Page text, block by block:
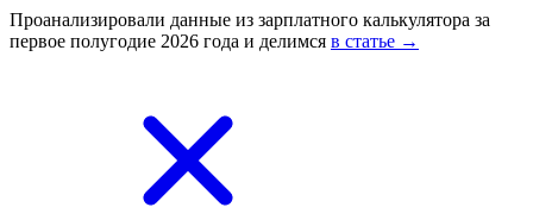
Проанализировали данные из зарплатного калькулятора за
первое полугодие 2026 года и делимся в статье →